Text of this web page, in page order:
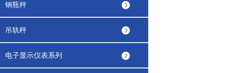
钢瓶秤
吊轨秤
电子显示仪表系列